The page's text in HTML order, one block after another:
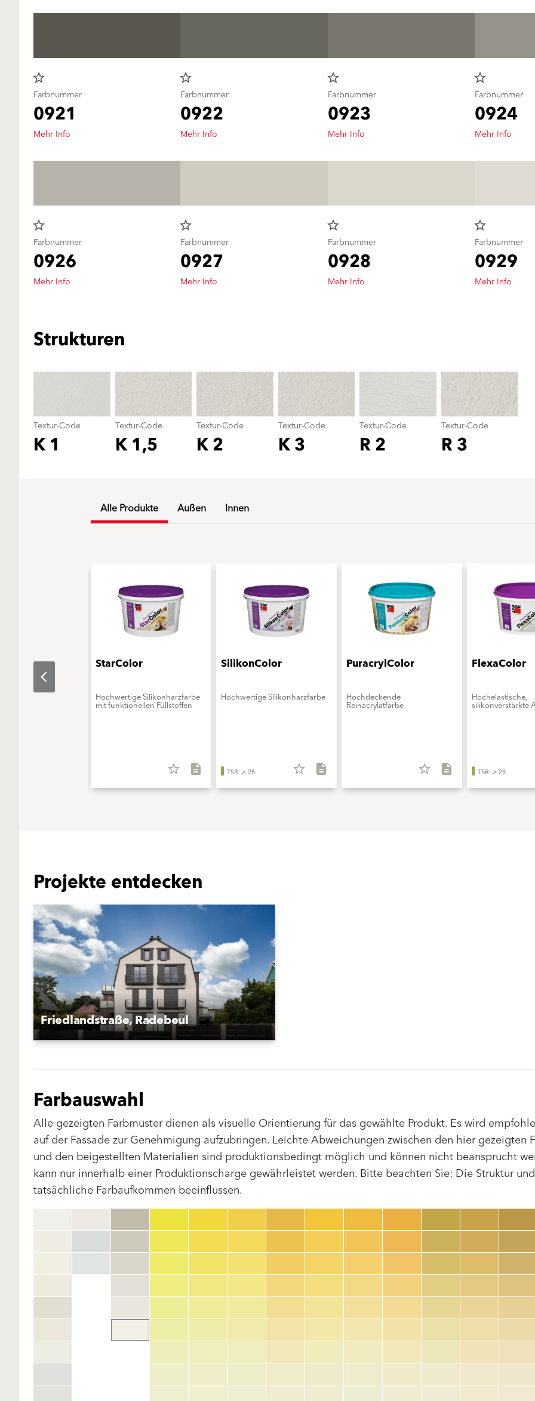
star_border
Farbnummer
0921
Mehr Info
star_border
Farbnummer
0922
Mehr Info
star_border
Farbnummer
0923
Mehr Info
star_border
Farbnummer
0924
Mehr Info
star_border
Farbnummer
0926
Mehr Info
star_border
Farbnummer
0927
Mehr Info
star_border
Farbnummer
0928
Mehr Info
star_border
Farbnummer
0929
Mehr Info
Strukturen
Textur-Code
K 1
Textur-Code
K 1,5
Textur-Code
K 2
Textur-Code
K 3
Textur-Code
R 2
Textur-Code
R 3
Alle Produkte Außen Innen
StarColor
Hochwertige Silikonharzfarbe
mit funktionellen Füllstoffen
star_border description
SilikonColor
Hochwertige Silikonharzfarbe
TSR: ≥ 25 star_border description
PuracrylColor
Hochdeckende
Reinacrylatfarbe
star_border description
FlexaColor
Hochelastische,
silikonverstärkte
TSR: ≥ 25
Projekte entdecken
Friedlandstraße, Radebeul
Farbauswahl
Alle gezeigten Farbmuster dienen als visuelle Orientierung für das gewählte Produkt. Es wird
auf der Fassade zur Genehmigung aufzubringen. Leichte Abweichungen zwischen den hier gezeigten
und den beigestellten Materialien sind produktionsbedingt möglich und können nicht beansprucht
kann nur innerhalb einer Produktionscharge gewährleistet werden. Bitte beachten Sie: Die Struktur
tatsächliche Farbaufkommen beeinflussen.
color_name
HEX:hex_code
HBW:hbw_code